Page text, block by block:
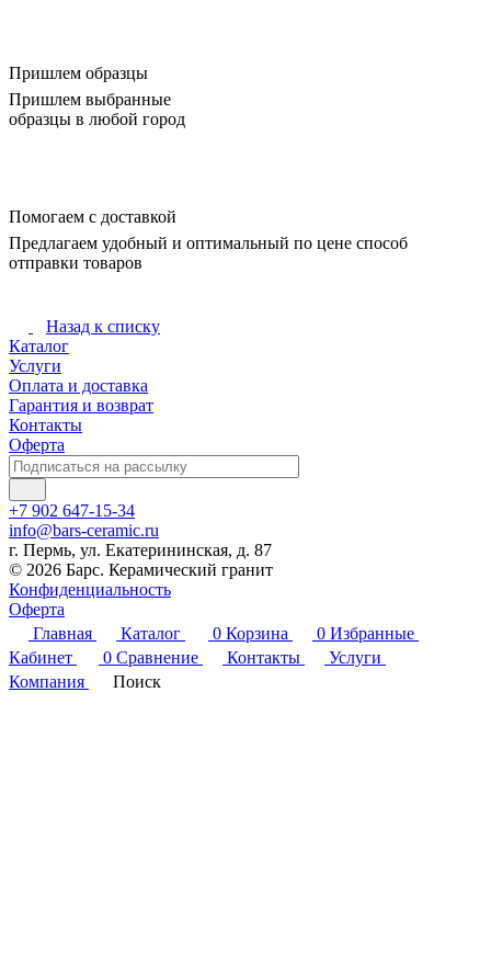
Пришлем образцы
Пришлем выбранные
образцы в любой город
Помогаем с доставкой
Предлагаем удобный и оптимальный по цене способ
отправки товаров
Назад к списку
Каталог
Услуги
Оплата и доставка
Гарантия и возврат
Контакты
Оферта
+7 902 647-15-34
info@bars-ceramic.ru
г. Пермь, ул. Екатерининская, д. 87
© 2026 Барс. Керамический гранит
Конфиденциальность
Оферта
Главная
Каталог 0 Корзина 0 Избранные
Кабинет
0 Сравнение Контакты
Услуги
Компания
Поиск